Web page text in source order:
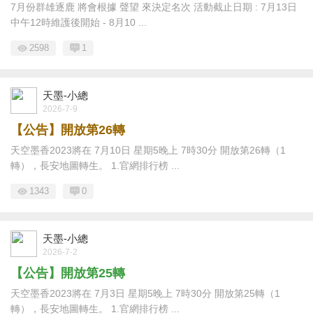
7月份群雄逐鹿 將會根據 聲望 來決定名次 活動截止日期 : 7月13日
中午12時維護後開始 - 8月10 ...
2598 1
天墨-小總
2026-7-9
【公告】開放第26轉
天空墨香2023將在 7月10日 星期5晚上 7時30分 開放第26轉（1
轉），長安地圖轉生。 1.官網排行榜 ...
1343 0
天墨-小總
2026-7-2
【公告】開放第25轉
天空墨香2023將在 7月3日 星期5晚上 7時30分 開放第25轉（1
轉），長安地圖轉生。 1.官網排行榜 ...